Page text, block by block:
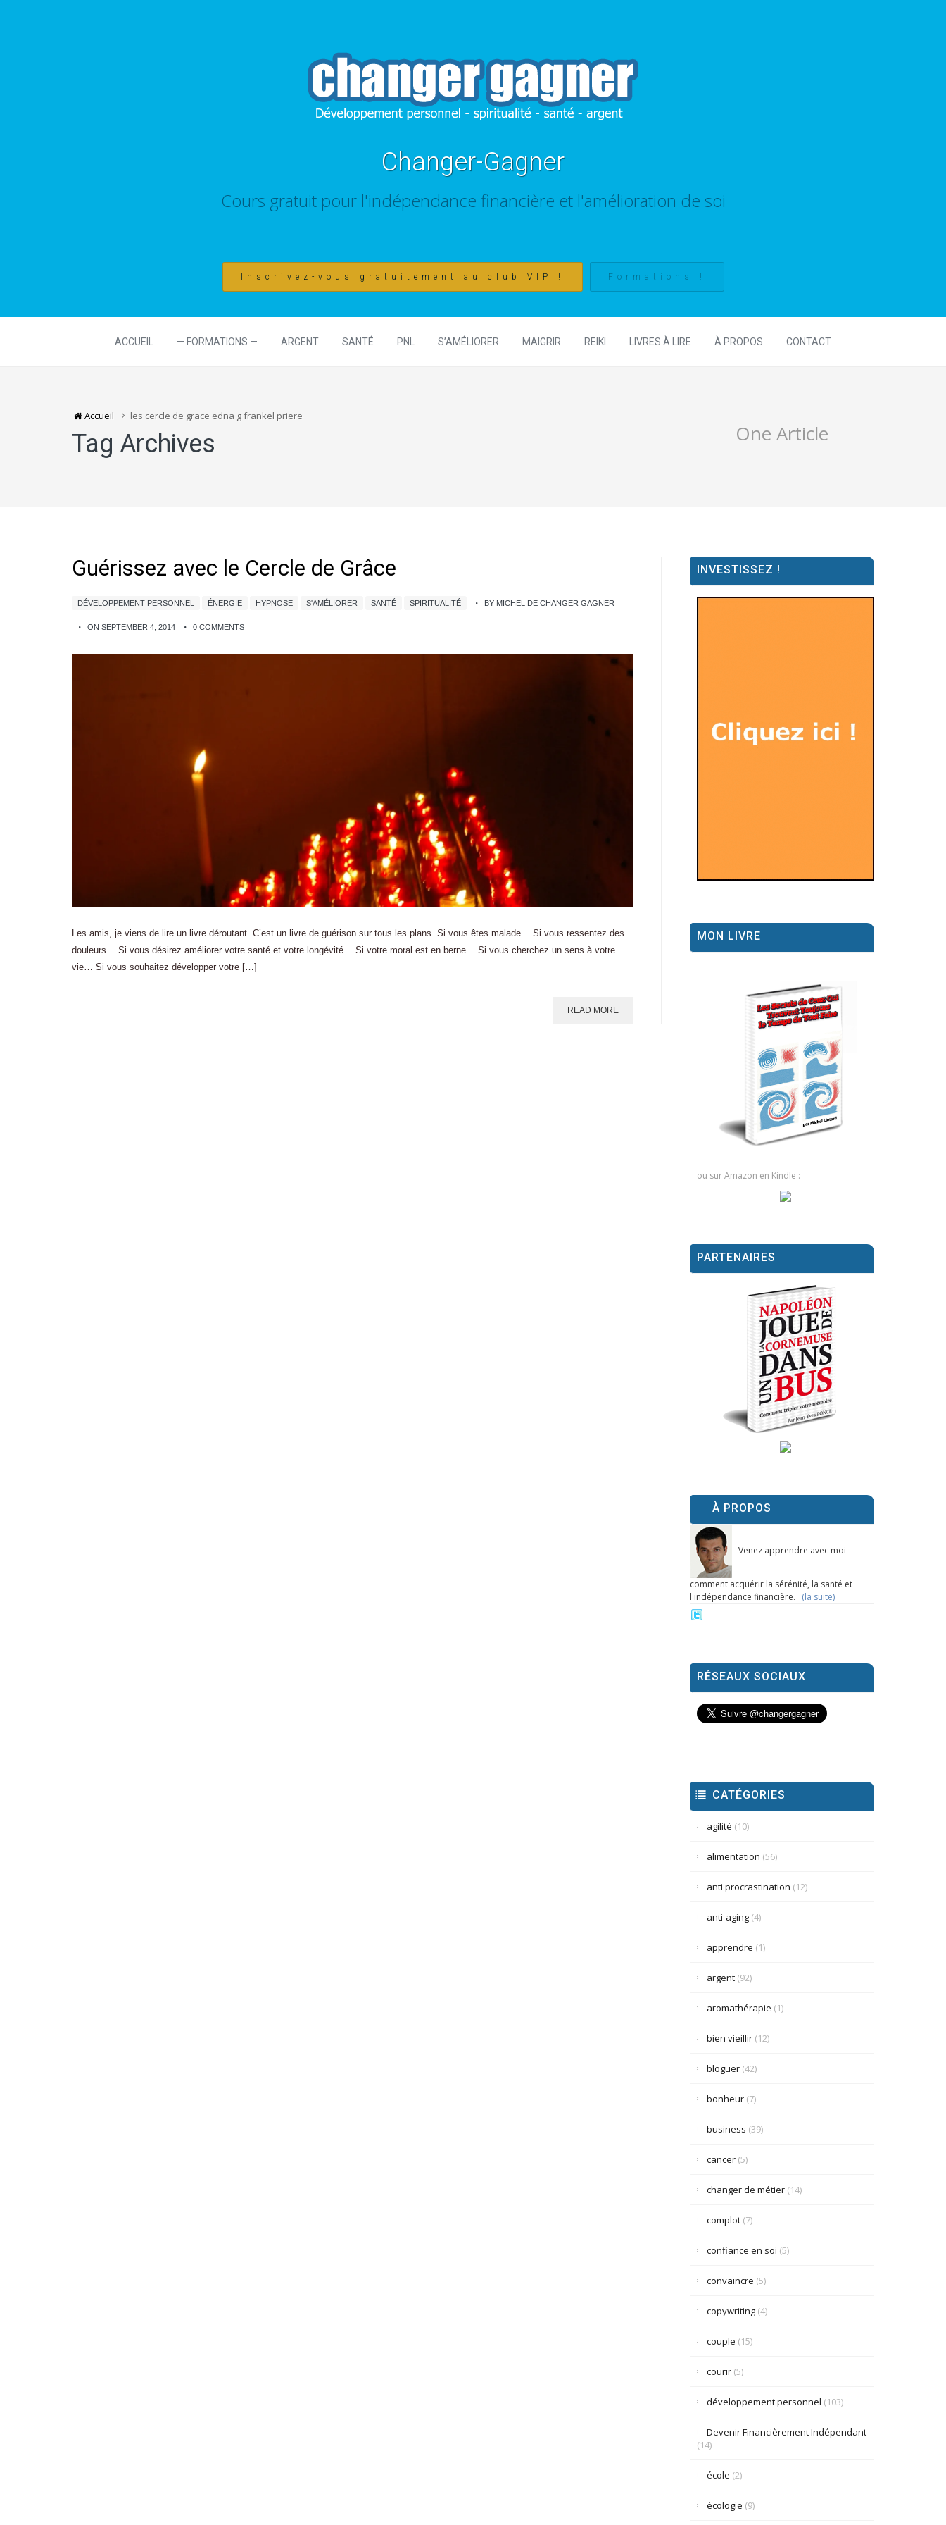
Changer-Gagner
Cours gratuit pour l'indépendance financière et l'amélioration de soi
Inscrivez-vous gratuitement au club VIP ! Formations !
ACCUEIL — FORMATIONS — ARGENT SANTÉ PNL S’AMÉLIORER MAIGRIR REIKI LIVRES À LIRE À PROPOS CONTACT
Accueil les cercle de grace edna g frankel priere
Tag Archives One Article
Guérissez avec le Cercle de Grâce
DÉVELOPPEMENT PERSONNEL ÉNERGIE HYPNOSE S'AMÉLIORER SANTÉ SPIRITUALITÉ BY MICHEL DE CHANGER GAGNER
ON SEPTEMBER 4, 2014 0 COMMENTS
Les amis, je viens de lire un livre déroutant. C’est un livre de guérison sur tous les plans. Si vous êtes malade… Si vous ressentez des
douleurs… Si vous désirez améliorer votre santé et votre longévité… Si votre moral est en berne… Si vous cherchez un sens à votre
vie… Si vous souhaitez développer votre […]
READ MORE
INVESTISSEZ !
MON LIVRE
ou sur Amazon en Kindle :
PARTENAIRES
À PROPOS
Venez apprendre avec moi
comment acquérir la sérénité, la santé et
l'indépendance financière. (la suite)
RÉSEAUX SOCIAUX
CATÉGORIES
agilité (10)
alimentation (56)
anti procrastination (12)
anti-aging(4)
apprendre (1)
argent(92)
aromathérapie (1)
bien vieillir(12)
bloguer(42)
bonheur(7)
business (39)
cancer(5)
changer de métier(14)
complot(7)
confiance en soi (5)
convaincre (5)
copywriting(4)
couple (15)
courir(5)
développement personnel (103)
Devenir Financièrement Indépendant
(14)
école (2)
écologie (9)